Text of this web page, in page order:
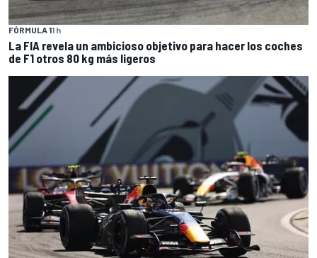
FÓRMULA 11 h
La FIA revela un ambicioso objetivo para hacer los coches
de F1 otros 80 kg más ligeros